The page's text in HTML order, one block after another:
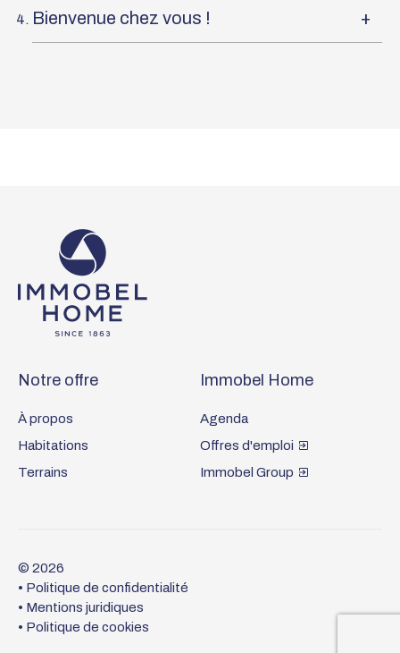
Bienvenue chez vous ! +
Accueil
Footer
Notre offre
À propos
Habitations
Terrains
Immobel Home
Agenda
Offres d'emploi
Immobel Group
© 2026
Legal
Politique de confidentialité
Mentions juridiques
Politique de cookies